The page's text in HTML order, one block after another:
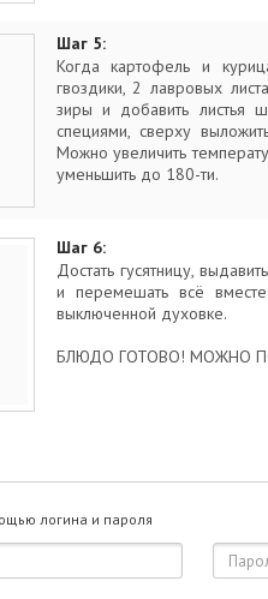
Шаг 5:
Когда картофель и
гвоздики, 2 лавровых
зиры и добавить листья
специями, сверху
Можно увеличить
уменьшить до 180-ти.
Шаг 6:
Достать гусятницу,
и перемешать всё
выключенной духовке.
БЛЮДО ГОТОВО! МОЖНО
логина и пароля